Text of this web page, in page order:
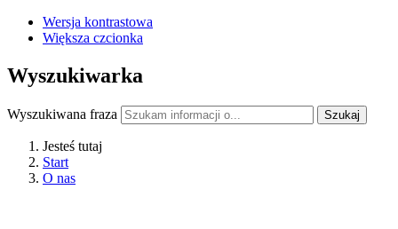
Wersja kontrastowa
Większa czcionka
Wyszukiwarka
Wyszukiwana fraza Szukaj
Jesteś tutaj
Start
O nas